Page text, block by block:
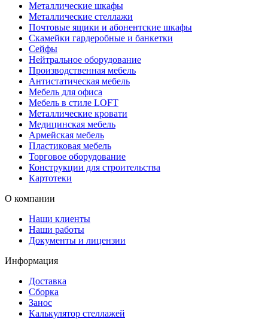
Металлические шкафы
Металлические стеллажи
Почтовые ящики и абонентские шкафы
Скамейки гардеробные и банкетки
Сейфы
Нейтральное оборудование
Производственная мебель
Антистатическая мебель
Мебель для офиса
Мебель в стиле LOFT
Металлические кровати
Медицинская мебель
Армейская мебель
Пластиковая мебель
Торговое оборудование
Конструкции для строительства
Картотеки
О компании
Наши клиенты
Наши работы
Документы и лицензии
Информация
Доставка
Сборка
Занос
Калькулятор стеллажей